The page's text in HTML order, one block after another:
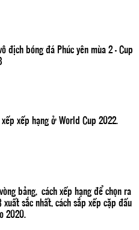
địch bóng đá Phúc yên mùa 2 - Cup
xếp hạng ở World Cup 2022.
bảng, cách xếp hạng để chọn ra
sắc nhất, cách sắp xếp cặp đấu
2020.